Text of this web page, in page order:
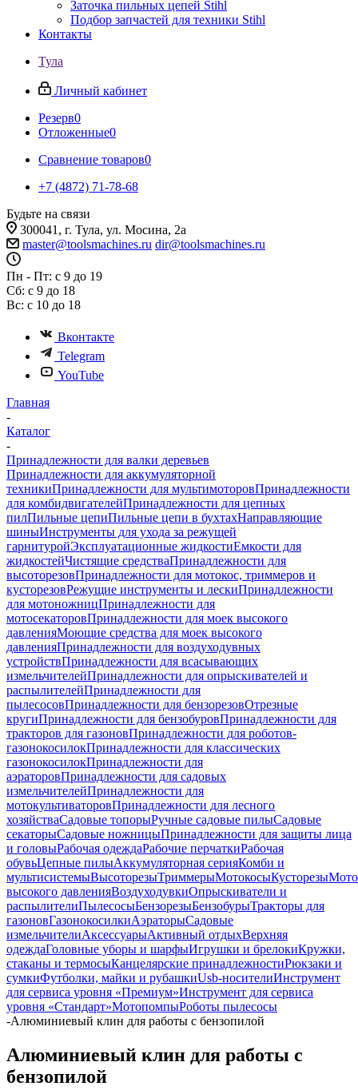
Заточка пильных цепей Stihl
Подбор запчастей для техники Stihl
Контакты
Тула
Личный кабинет
Резерв0
Отложенные0
Сравнение товаров0
+7 (4872) 71-78-68
Будьте на связи
300041, г. Тула, ул. Мосина, 2а
master@toolsmachines.ru dir@toolsmachines.ru
Пн - Пт: с 9 до 19
Сб: с 9 до 18
Вс: с 10 до 18
Вконтакте
Telegram
YouTube
Главная
-
Каталог
-
Принадлежности для валки деревьев
Принадлежности для аккумуляторной
техникиПринадлежности для мультимоторовПринадлежности
для комбидвигателейПринадлежности для цепных
пилПильные цепиПильные цепи в бухтахНаправляющие
шиныИнструменты для ухода за режущей
гарнитуройЭксплуатационные жидкостиЕмкости для
жидкостейЧистящие средстваПринадлежности для
высоторезовПринадлежности для мотокос, триммеров и
кусторезовРежущие инструменты и лескиПринадлежности
для мотоножницПринадлежности для
мотосекаторовПринадлежности для моек высокого
давленияМоющие средства для моек высокого
давленияПринадлежности для воздуходувных
устройствПринадлежности для всасывающих
измельчителейПринадлежности для опрыскивателей и
распылителейПринадлежности для
пылесосовПринадлежности для бензорезовОтрезные
кругиПринадлежности для бензобуровПринадлежности для
тракторов для газоновПринадлежности для роботов-
газонокосилокПринадлежности для классических
газонокосилокПринадлежности для
аэраторовПринадлежности для садовых
измельчителейПринадлежности для
мотокультиваторовПринадлежности для лесного
хозяйстваСадовые топорыРучные садовые пилыСадовые
секаторыСадовые ножницыПринадлежности для защиты лица
и головыРабочая одеждаРабочие перчаткиРабочая
обувьЦепные пилыАккумуляторная серияКомби и
мультисистемыВысоторезыТриммерыМотокосыКусторезы
высокого давленияВоздуходувкиОпрыскиватели и
распылителиПылесосыБензорезыБензобурыТракторы для
газоновГазонокосилкиАэраторыСадовые
измельчителиАксессуарыАктивный отдыхВерхняя
одеждаГоловные уборы и шарфыИгрушки и брелокиКружки,
стаканы и термосыКанцелярские принадлежностиРюкзаки и
сумкиФутболки, майки и рубашкиUsb-носителиИнструмент
для сервиса уровня «Премиум»Инструмент для сервиса
уровня «Стандарт»МотопомпыРоботы пылесосы
-Алюминиевый клин для работы с бензопилой
Алюминиевый клин для работы с
бензопилой